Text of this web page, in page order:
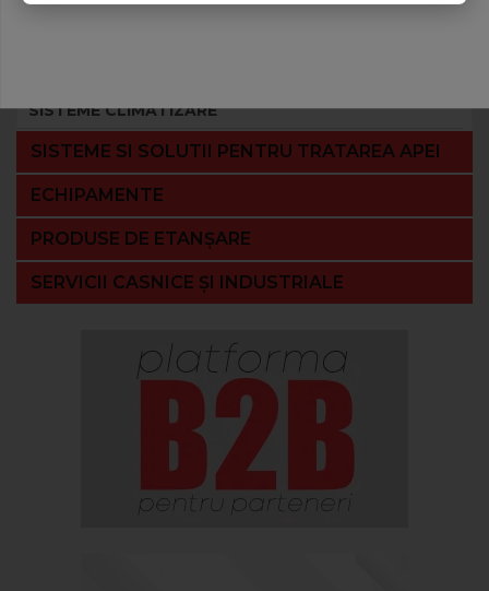
SISTEME CLIMATIZARE
SISTEME SI SOLUTII PENTRU TRATAREA APEI
ECHIPAMENTE
PRODUSE DE ETANȘARE
SERVICII CASNICE ȘI INDUSTRIALE